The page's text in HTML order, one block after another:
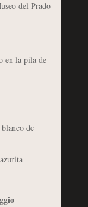
del Prado
en la pila de
de